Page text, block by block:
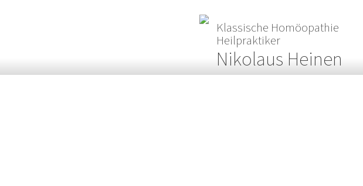
Klassische Homöopathie
Heilpraktiker
Nikolaus Heinen